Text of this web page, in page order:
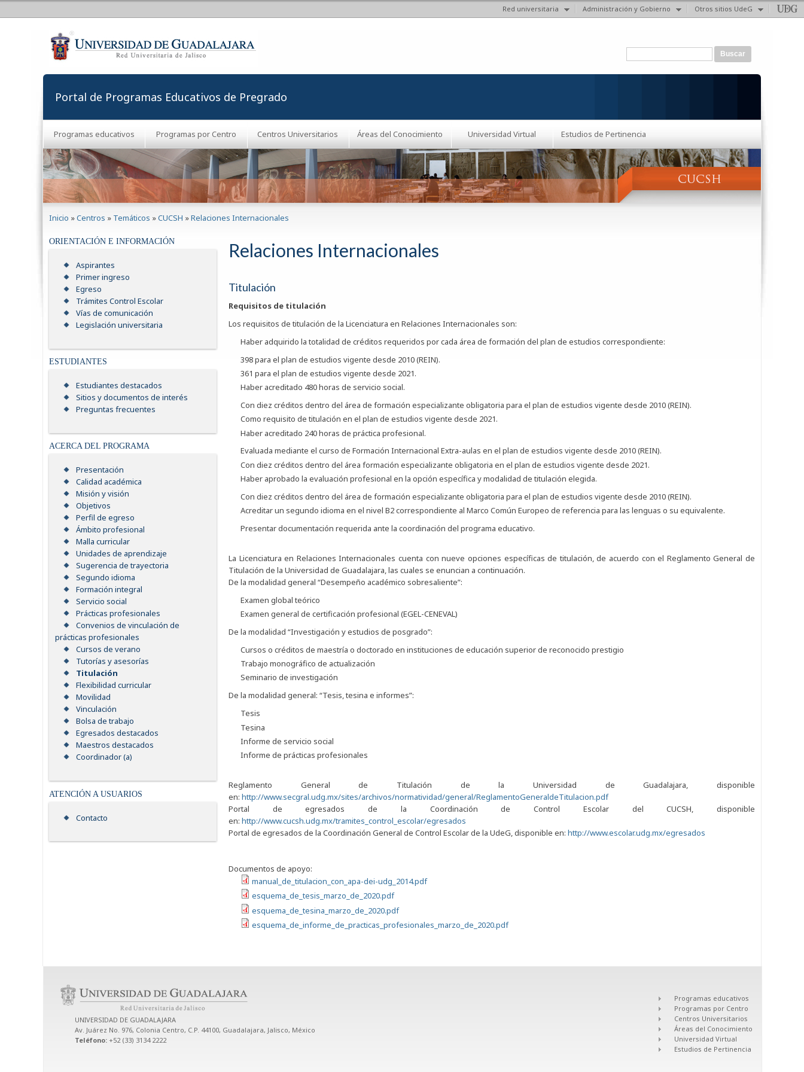
Red universitaria Administración y Gobierno Otros sitios UdeG
Formulario de búsqueda
Portal de Programas Educativos de Pregrado
Programas educativos Programas por Centro Centros Universitarios Áreas del Conocimiento Universidad Virtual Estudios de Pertinencia
Inicio »Centros » Temáticos »CUCSH »Relaciones Internacionales
ORIENTACIÓN E INFORMACIÓN
Aspirantes
Primer ingreso
Egreso
Trámites Control Escolar
Vías de comunicación
Legislación universitaria
ESTUDIANTES
Estudiantes destacados
Sitios y documentos de interés
Preguntas frecuentes
ACERCA DEL PROGRAMA
Presentación
Calidad académica
Misión y visión
Objetivos
Perfil de egreso
Ámbito profesional
Malla curricular
Unidades de aprendizaje
Sugerencia de trayectoria
Segundo idioma
Formación integral
Servicio social
Prácticas profesionales
Convenios de vinculación de
prácticas profesionales
Cursos de verano
Tutorías y asesorías
Titulación
Flexibilidad curricular
Movilidad
Vinculación
Bolsa de trabajo
Egresados destacados
Maestros destacados
Coordinador (a)
ATENCIÓN A USUARIOS
Contacto
Relaciones Internacionales
Titulación
Requisitos de titulación
Los requisitos de titulación de la Licenciatura en Relaciones Internacionales son:
Haber adquirido la totalidad de créditos requeridos por cada área de formación del plan de estudios correspondiente:
398 para el plan de estudios vigente desde 2010 (REIN).
361 para el plan de estudios vigente desde 2021.
Haber acreditado 480 horas de servicio social.
Con diez créditos dentro del área de formación especializante obligatoria para el plan de estudios vigente desde 2010 (REIN).
Como requisito de titulación en el plan de estudios vigente desde 2021.
Haber acreditado 240 horas de práctica profesional.
Evaluada mediante el curso de Formación Internacional Extra-aulas en el plan de estudios vigente desde 2010 (REIN).
Con diez créditos dentro del área formación especializante obligatoria en el plan de estudios vigente desde 2021.
Haber aprobado la evaluación profesional en la opción específica y modalidad de titulación elegida.
Con diez créditos dentro del área de formación especializante obligatoria para el plan de estudios vigente desde 2010 (REIN).
Acreditar un segundo idioma en el nivel B2 correspondiente al Marco Común Europeo de referencia para las lenguas o su equivalente.
Presentar documentación requerida ante la coordinación del programa educativo.
La Licenciatura en Relaciones Internacionales cuenta con nueve opciones específicas de titulación, de acuerdo con el Reglamento General de
Titulación de la Universidad de Guadalajara, las cuales se enuncian a continuación.
De la modalidad general “Desempeño académico sobresaliente”:
Examen global teórico
Examen general de certificación profesional (EGEL-CENEVAL)
De la modalidad “Investigación y estudios de posgrado”:
Cursos o créditos de maestría o doctorado en instituciones de educación superior de reconocido prestigio
Trabajo monográfico de actualización
Seminario de investigación
De la modalidad general: “Tesis, tesina e informes”:
Tesis
Tesina
Informe de servicio social
Informe de prácticas profesionales
Reglamento General de Titulación de la Universidad de Guadalajara, disponible
en: http://www.secgral.udg.mx/sites/archivos/normatividad/general/ReglamentoGeneraldeTitulacion.pdf
Portal de egresados de la Coordinación de Control Escolar del CUCSH, disponible
en: http://www.cucsh.udg.mx/tramites_control_escolar/egresados
Portal de egresados de la Coordinación General de Control Escolar de la UdeG, disponible en: http://www.escolar.udg.mx/egresados
Documentos de apoyo:
manual_de_titulacion_con_apa-dei-udg_2014.pdf
esquema_de_tesis_marzo_de_2020.pdf
esquema_de_tesina_marzo_de_2020.pdf
esquema_de_informe_de_practicas_profesionales_marzo_de_2020.pdf
UNIVERSIDAD DE GUADALAJARA
Av. Juárez No. 976, Colonia Centro, C.P. 44100, Guadalajara, Jalisco, México
Teléfono: +52 (33) 3134 2222
Programas educativos
Programas por Centro
Centros Universitarios
Áreas del Conocimiento
Universidad Virtual
Estudios de Pertinencia